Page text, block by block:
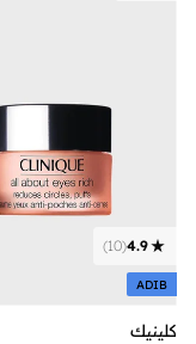
4.9
(
10
)
ADIB
كلينيك